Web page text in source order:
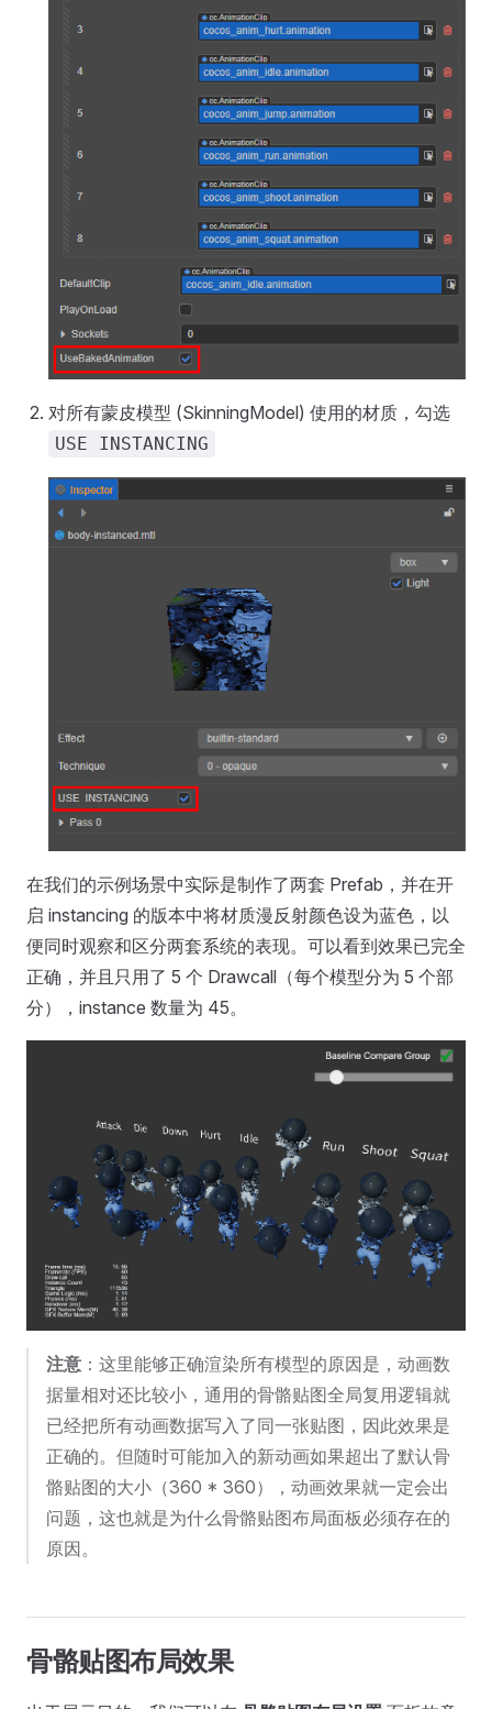
对所有蒙皮模型 (SkinningModel) 使用的材质，勾选
USE INSTANCING
在我们的示例场景中实际是制作了两套 Prefab，并在开
启 instancing 的版本中将材质漫反射颜色设为蓝色，以
便同时观察和区分两套系统的表现。可以看到效果已完全
正确，并且只用了 5 个 Drawcall（每个模型分为 5 个部
分），instance 数量为 45。
注意 ：这里能够正确渲染所有模型的原因是，动画数
据量相对还比较小，通用的骨骼贴图全局复用逻辑就
已经把所有动画数据写入了同一张贴图，因此效果是
正确的。但随时可能加入的新动画如果超出了默认骨
骼贴图的大小（360 * 360），动画效果就一定会出
问题，这也就是为什么骨骼贴图布局面板必须存在的
原因。
骨骼贴图布局效果